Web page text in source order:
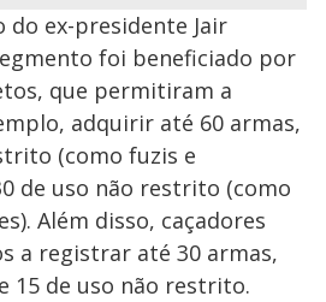
do ex-presidente Jair
foi beneficiado por
que permitiram a
adquirir até 60 armas,
(como fuzis e
de uso não restrito (como
Além disso, caçadores
a registrar até 30 armas,
15 de uso não restrito.